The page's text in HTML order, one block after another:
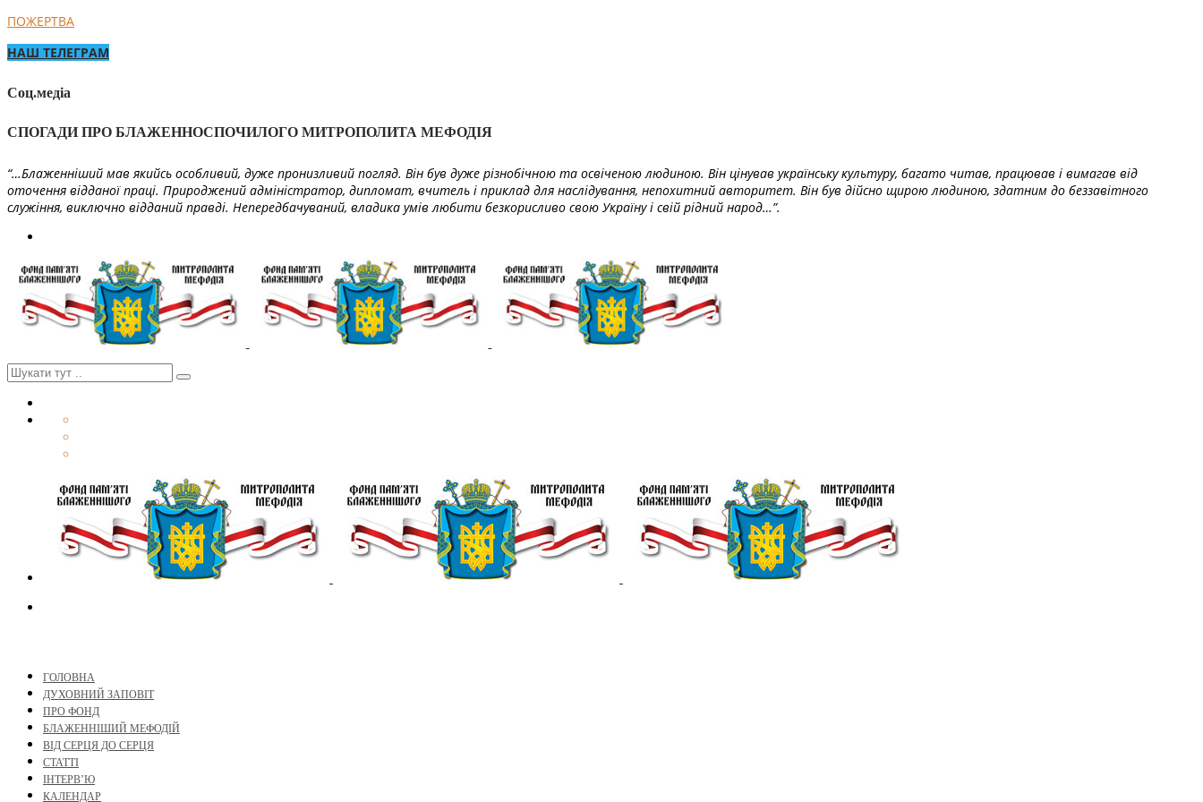
ПОЖЕРТВА
НАШ ТЕЛЕГРАМ
Соц.медіа
СПОГАДИ ПРО БЛАЖЕННОСПОЧИЛОГО МИТРОПОЛИТА МЕФОДІЯ
“…Блаженніший мав якийсь особливий, дуже пронизливий погляд. Він був дуже різнобічною та освіченою людиною. Він цінував українську культуру, багато читав, працював і вимагав від
оточення відданої праці. Природжений адміністратор, дипломат, вчитель і приклад для наслідування, непохитний авторитет. Він був дійсно щирою людиною, здатним до беззавітного
служіння, виключно відданий правді. Непередбачуваний, владика умів любити безкорисливо свою Україну і свій рідний народ…”.
ГОЛОВНА
ДУХОВНИЙ ЗАПОВІТ
ПРО ФОНД
БЛАЖЕННІШИЙ МЕФОДІЙ
ВІД СЕРЦЯ ДО СЕРЦЯ
СТАТТІ
ІНТЕРВ’Ю
КАЛЕНДАР